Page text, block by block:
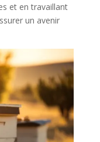
et en travaillant
un avenir